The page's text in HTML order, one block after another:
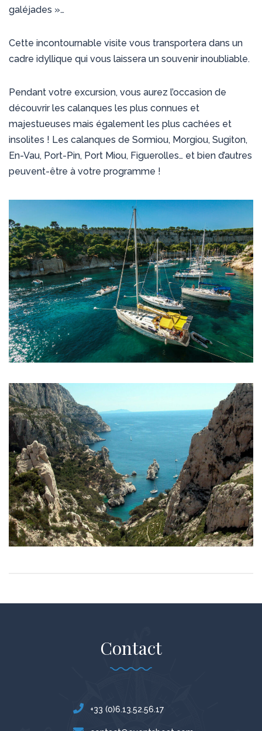
galéjades »…
Cette incontournable visite vous transportera dans un
cadre idyllique qui vous laissera un souvenir inoubliable.
Pendant votre excursion, vous aurez l’occasion de
découvrir les calanques les plus connues et
majestueuses mais également les plus cachées et
insolites ! Les calanques de Sormiou, Morgiou, Sugiton,
En-Vau, Port-Pin, Port Miou, Figuerolles… et bien d’autres
peuvent-être à votre programme !
Contact
+33 (0)6.13.52.56.17